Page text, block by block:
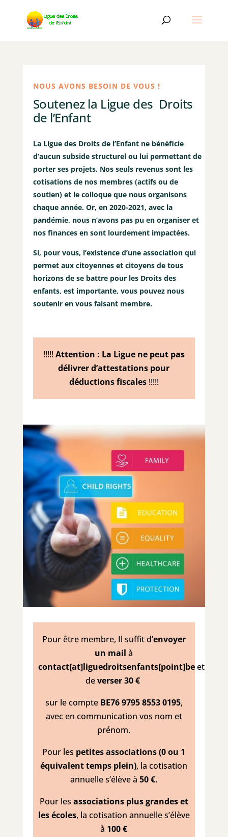
NOUS AVONS BESOIN DE VOUS !
Soutenez la Ligue des Droits
de l’Enfant
La Ligue des Droits de l’Enfant ne bénéficie
d’aucun subside structurel ou lui permettant de
porter ses projets. Nos seuls revenus sont les
cotisations de nos membres (actifs ou de
soutien) et le colloque que nous organisons
chaque année. Or, en 2020-2021, avec la
pandémie, nous n’avons pas pu en organiser et
nos finances en sont lourdement impactées.
Si, pour vous, l’existence d’une association qui
permet aux citoyennes et citoyens de tous
horizons de se battre pour les Droits des
enfants, est importante, vous pouvez nous
soutenir en vous faisant membre.
!!!!!Attention : La Ligue ne peut pas
délivrer d’attestations pour
déductions fiscales!!!!!
Pour être membre, Il suffit d’envoyer
un mail à
contact[at]liguedroitsenfants[point]beet
deverser 30 €
sur le compte BE76 9795 8553 0195,
avec en communication vos nom et
prénom.
Pour les petites associations (0 ou 1
équivalent temps plein), la cotisation
annuelle s’élève à 50 €.
Pour les associations plus grandes et
les écoles, la cotisation annuelle s’élève
à 100 €